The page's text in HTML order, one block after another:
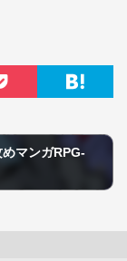
マンガRPG-